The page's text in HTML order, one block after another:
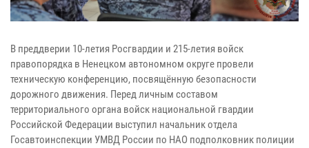
В преддверии 10-летия Росгвардии и 215-летия войск
правопорядка в Ненецком автономном округе провели
техническую конференцию, посвящённую безопасности
дорожного движения. Перед личным составом
территориального органа войск национальной гвардии
Российской Федерации выступил начальник отдела
Госавтоинспекции УМВД России по НАО подполковник полиции